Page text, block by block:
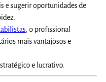
e sugerir oportunidades de
, o profissional
mais vantajosos e
e lucrativo.